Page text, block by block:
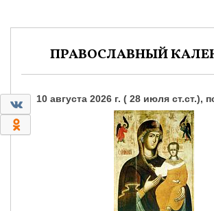
0
ПРАВОСЛАВНЫЙ
10 августа 2026 г. ( 28 июля ст.ст.),